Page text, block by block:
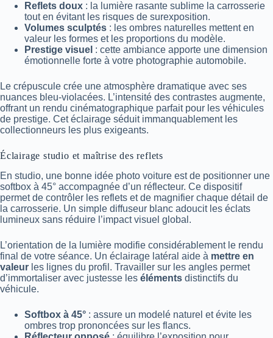
Reflets doux : la lumière rasante sublime la carrosserie
tout en évitant les risques de surexposition.
Volumes sculptés : les ombres naturelles mettent en
valeur les formes et les proportions du modèle.
Prestige visuel : cette ambiance apporte une dimension
émotionnelle forte à votre photographie automobile.
Le crépuscule crée une atmosphère dramatique avec ses
nuances bleu-violacées. L’intensité des contrastes augmente,
offrant un rendu cinématographique parfait pour les véhicules
de prestige. Cet éclairage séduit immanquablement les
collectionneurs les plus exigeants.
Éclairage studio et maîtrise des reflets
En studio, une bonne idée photo voiture est de positionner une
softbox à 45° accompagnée d’un réflecteur. Ce dispositif
permet de contrôler les reflets et de magnifier chaque détail de
la carrosserie. Un simple diffuseur blanc adoucit les éclats
lumineux sans réduire l’impact visuel global.
L’orientation de la lumière modifie considérablement le rendu
final de votre séance. Un éclairage latéral aide à mettre en
valeur les lignes du profil. Travailler sur les angles permet
d’immortaliser avec justesse les éléments distinctifs du
véhicule.
Softbox à 45° : assure un modelé naturel et évite les
ombres trop prononcées sur les flancs.